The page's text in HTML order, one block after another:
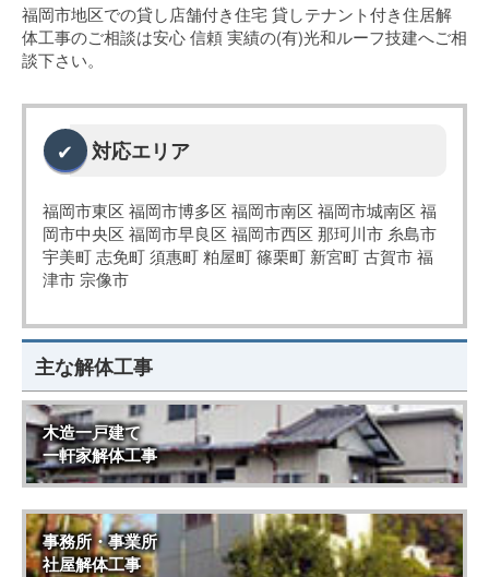
福岡市地区での貸し店舗付き住宅 貸しテナント付き住居解
体工事のご相談は安心 信頼 実績の(有)光和ルーフ技建へご相
談下さい。
対応エリア
福岡市東区 福岡市博多区 福岡市南区 福岡市城南区 福
岡市中央区 福岡市早良区 福岡市西区 那珂川市 糸島市
宇美町 志免町 須惠町 粕屋町 篠栗町 新宮町 古賀市 福
津市 宗像市
主な解体工事
木造一戸建て
一軒家解体工事
事務所・事業所
社屋解体工事